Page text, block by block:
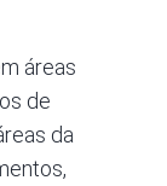
áreas
de
da